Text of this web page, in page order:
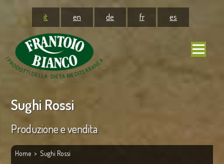
it en de fr es
Sughi Rossi
Produzione e vendita
Home > Sughi Rossi